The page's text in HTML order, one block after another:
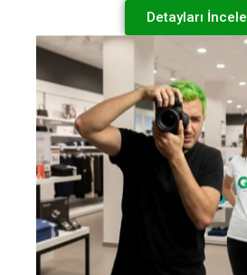
Detayları İncele